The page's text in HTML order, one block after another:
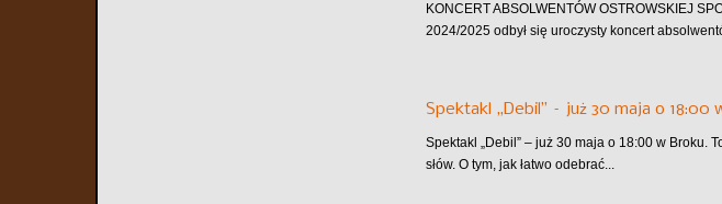
KONCERT ABSOLWENTÓW OSTROWSKIEJ
2024/2025 odbył się uroczysty koncert
Spektakl „Debil” – już 30 maja o 18:00
Spektakl „Debil” – już 30 maja o 18:00 w Broku.
słów. O tym, jak łatwo odebrać...